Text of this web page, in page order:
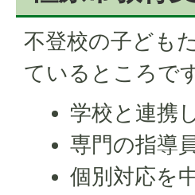
不登校の子ども
ているところで
学校と連携
専門の指導
個別対応を